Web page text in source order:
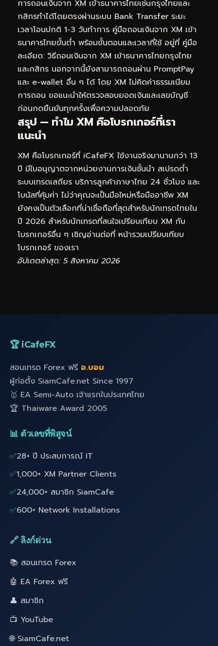
การถอนเงินจาก XM เข้าธนาคารไทยเช่นกรุงไทยและ
กสิกรทำได้โดยตรงผ่านระบบ Bank Transfer ระยะ
เวลาโอนปกติ 1-3 วันทำการ คู่มือถอนเงินจาก XM เข้า
ธนาคารไทยขั้นต่ำ พร้อมขั้นตอนและเวลาที่ใช้ อยู่ที่ คู่มือ
ละเอียด: วิธีถอนเงินจาก XM เข้าธนาคารไทยกรุงไทย
และกสิกร นอกจากนี้ยังสามารถถอนผ่าน PromptPay
และ e-wallet อื่น ๆ ได้ โดย XM ไม่คิดค่าธรรมเนียม
การถอน ขอแนะนำให้ตรวจสอบยอดเงินและเลขบัญชี
ก่อนกดยืนยันทุกครั้งเพื่อความปลอดภัย
สรุป — ทำไม XM คือโบรกเกอร์ที่เรา
แนะนำ
XM คือโบรกเกอร์ที่ iCafeFX ใช้งานจริงมานานกว่า 13
ปี มีใบอนุญาตจากหน่วยงานการเงินชั้นนำ สเปรดต่ำ
ระบบเทรดเสถียร บริการลูกค้าภาษาไทย 24 ชั่วโมง และ
โบนัสที่คุ้มค่า ไม่ว่าคุณจะเป็นมือใหม่หรือมืออาชีพ XM
ยังคงเป็นตัวเลือกที่น่าเชื่อถือที่สุดสำหรับนักเทรดไทยใน
ปี 2026 สำหรับนักเทรดที่สนใจเปรียบเทียบ XM กับ
โบรกเกอร์อื่น ๆ เชิญอ่านต่อที่ หน้ารวมเปรียบเทียบ
โบรกเกอร์ ของเรา
อัปเดตล่าสุด: 5 สิงหาคม 2026
🏆 iCafeFX
สอนเทรด Forex ฟรี อ.บอม
ผู้ก่อตั้ง SiamCafe.net Since 1997
🥇 EA Semi-Auto เจ้าแรกในประเทศไทย
🏆 Thaiware Award 2005
📊 ตัวเลขที่พิสูจน์
✅28+ ปี ประสบการณ์ IT
✅1,000+ XM Partner Clients
✅24,000+ สมาชิก SiamCafe
✅600+ Network Installations
🔗 ลิงก์ด่วน
📚 สอนเทรด Forex
🤖 EA Forex ฟรี
👤 สมาชิก
📺 YouTube
🌐 SiamCafe.net